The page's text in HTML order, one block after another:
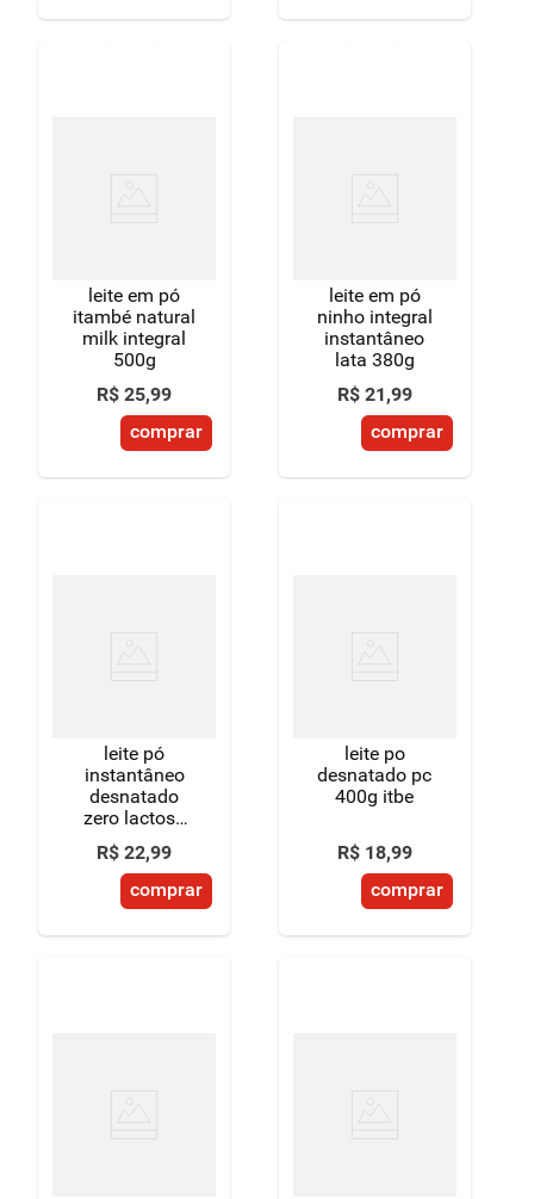
leite em pó
itambé natural
milk integral
500g
R$ 25,99
comprar
leite em pó
ninho integral
instantâneo
lata 380g
R$ 21,99
comprar
leite pó
instantâneo
desnatado
zero lactose
itambé nolac
pacote 300g
R$ 22,99
comprar
leite po
desnatado pc
400g itbe
R$ 18,99
comprar